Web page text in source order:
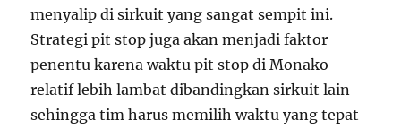
menyalip di sirkuit yang sangat sempit ini.
Strategi pit stop juga akan menjadi faktor
penentu karena waktu pit stop di Monako
relatif lebih lambat dibandingkan sirkuit lain
sehingga tim harus memilih waktu yang tepat